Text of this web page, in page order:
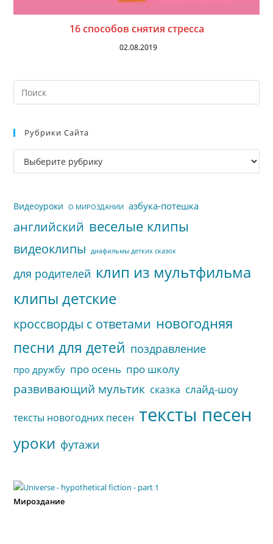
16 способов снятия стресса
02.08.2019
Рубрики Сайта
Рубрики
сайта
Видеоуроки О МИРОЗДАНИИ азбука-потешка
английский веселые клипы
видеоклипы диафильмы детких сказок
для родителей клип из мультфильма
клипы детские
кроссворды с ответами новогодняя
песни для детей поздравление
про дружбу про осень про школу
развивающий мультик сказка слайд-шоу
тексты новогодних песен тексты песен
уроки футажи
Мироздание